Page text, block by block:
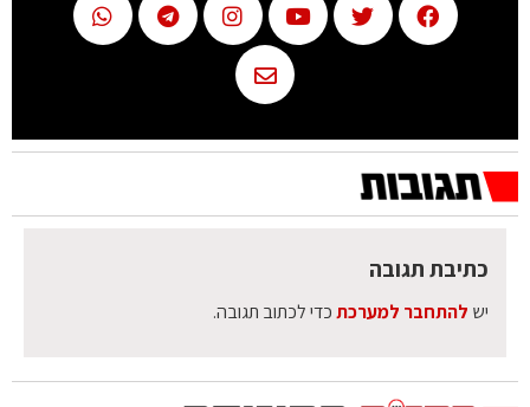
כתיבת תגובה
יש להתחבר למערכתכדי לכתוב תגובה.